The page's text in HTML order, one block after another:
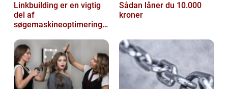
Linkbuilding er en vigtig
del af
søgemaskineoptimeringe
Sådan låner du 10.000
kroner